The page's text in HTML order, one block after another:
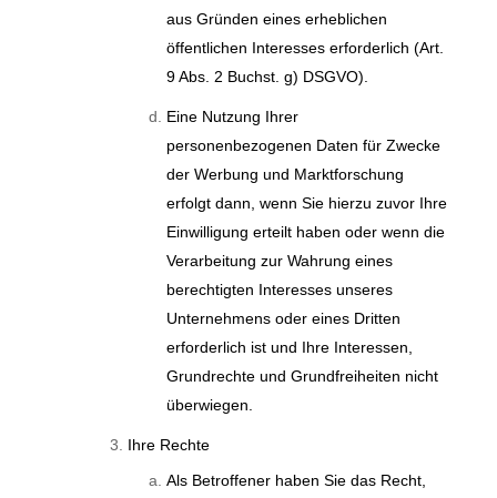
aus Gründen eines erheblichen
öffentlichen Interesses erforderlich (Art.
9 Abs. 2 Buchst. g) DSGVO).
Eine Nutzung Ihrer
personenbezogenen Daten für Zwecke
der Werbung und Marktforschung
erfolgt dann, wenn Sie hierzu zuvor Ihre
Einwilligung erteilt haben oder wenn die
Verarbeitung zur Wahrung eines
berechtigten Interesses unseres
Unternehmens oder eines Dritten
erforderlich ist und Ihre Interessen,
Grundrechte und Grundfreiheiten nicht
überwiegen.
Ihre Rechte
Als Betroffener haben Sie das Recht,